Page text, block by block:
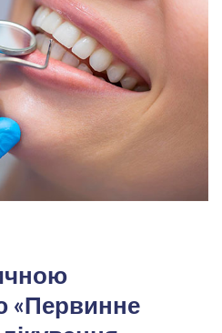
«Первинне